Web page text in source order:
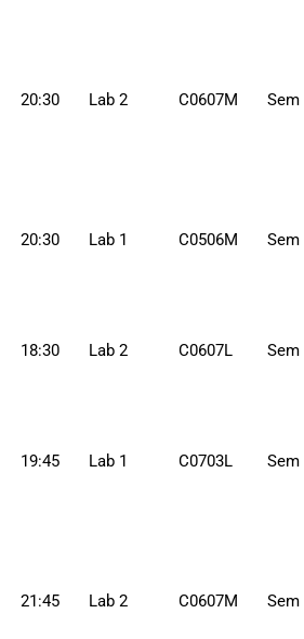
20:30 Lab 2 C0607M Sem
20:30 Lab 1 C0506M Sem
18:30 Lab 2 C0607L Sem
19:45 Lab 1 C0703L Sem
21:45 Lab 2 C0607M Sem